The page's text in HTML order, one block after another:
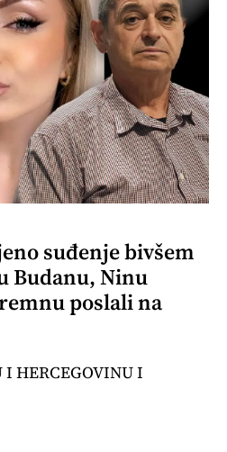
suđenje bivšem
Budanu, Ninu
poslali na
I HERCEGOVINU I